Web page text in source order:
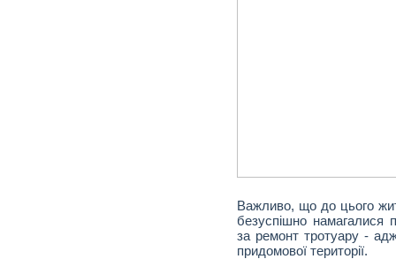
Важливо, що до цього
безуспішно намагалися
за ремонт тротуару -
придомової території.